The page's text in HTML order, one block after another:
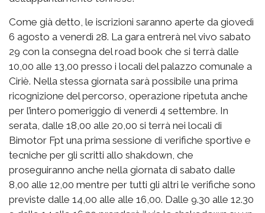
Come già detto, le iscrizioni saranno aperte da giovedì
6 agosto a venerdì 28. La gara entrerà nel vivo sabato
29 con la consegna del road book che si terrà dalle
10,00 alle 13,00 presso i locali del palazzo comunale a
Ciriè. Nella stessa giornata sarà possibile una prima
ricognizione del percorso, operazione ripetuta anche
per l’intero pomeriggio di venerdì 4 settembre. In
serata, dalle 18,00 alle 20,00 si terrà nei locali di
Bimotor Fpt una prima sessione di verifiche sportive e
tecniche per gli scritti allo shakdown, che
proseguiranno anche nella giornata di sabato dalle
8,00 alle 12,00 mentre per tutti gli altri le verifiche sono
previste dalle 14,00 alle alle 16,00. Dalle 9.30 alle 12.30